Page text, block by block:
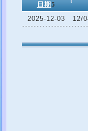
日期 5
2025-12-03
12/